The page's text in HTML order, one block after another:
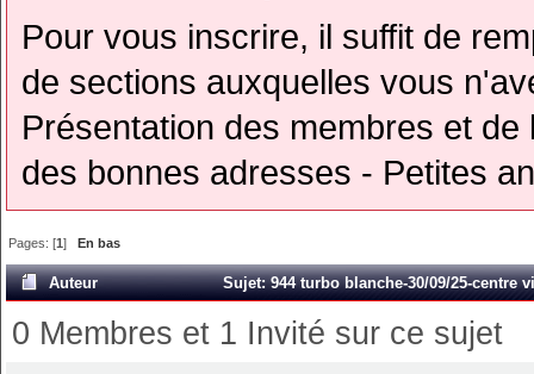
Pour vous inscrire, il suffit de
de sections auxquelles vous
Présentation des membres et
des bonnes adresses - Petites
Pages: [1]En bas
Auteur Sujet: 944 turbo blanche-30/09/25-centre
0 Membres et 1 Invité sur ce sujet